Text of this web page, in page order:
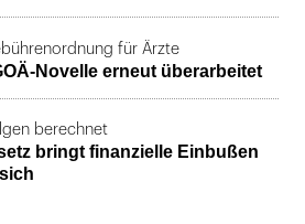
für Ärzte
Novelle erneut überarbeitet
berechnet
bringt finanzielle Einbußen